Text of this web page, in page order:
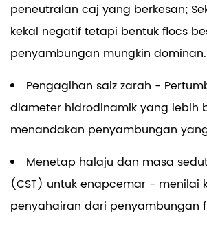
peneutralan caj yang berkesan;
kekal negatif tetapi bentuk flocs
penyambungan mungkin dominan.
Pengagihan saiz zarah -
diameter hidrodinamik yang lebih
menandakan penyambungan
Menetap halaju dan masa
(CST) untuk enapcemar - menilai
penyahairan dari penyambungan